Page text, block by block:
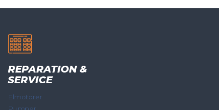
REPARATION &
SERVICE
Elmotorer
Pumper